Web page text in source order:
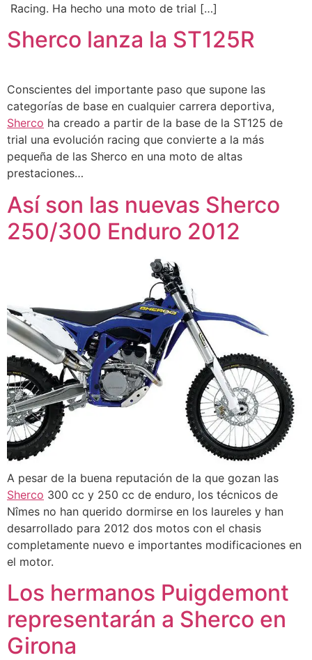
Racing. Ha hecho una moto de trial […]
Sherco lanza la ST125R
Conscientes del importante paso que supone las
categorías de base en cualquier carrera deportiva,
Sherco ha creado a partir de la base de la ST125 de
trial una evolución racing que convierte a la más
pequeña de las Sherco en una moto de altas
prestaciones…
Así son las nuevas Sherco
250/300 Enduro 2012
A pesar de la buena reputación de la que gozan las
Sherco 300 cc y 250 cc de enduro, los técnicos de
Nîmes no han querido dormirse en los laureles y han
desarrollado para 2012 dos motos con el chasis
completamente nuevo e importantes modificaciones en
el motor.
Los hermanos Puigdemont
representarán a Sherco en
Girona